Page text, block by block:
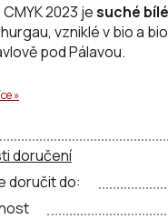
2023 jesuché
vzniklé v bio a
pod Pálavou.
je
»
doručit do:
doručení